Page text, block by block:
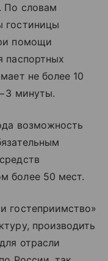
По словам
гостиницы
помощи
паспортных
не более 10
минуты.
возможность
более 50 мест.
гостеприимство»
производить
отрасли